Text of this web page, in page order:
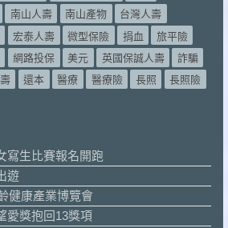
南山人壽 南山產物
台灣人壽
宏泰人壽 微型保險 捐血
旅平險
網路投保 美元 英國保誠人壽
詐騙
還本 醫療 醫療險 長照
長照險
寫生比賽報名開跑
遊
健康產業博覽會
愛獎抱回13獎項